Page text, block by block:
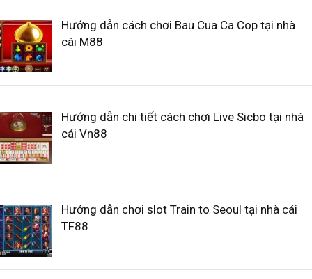
Hướng dẫn cách chơi Bau Cua Ca Cop tại nhà
cái M88
Hướng dẫn chi tiết cách chơi Live Sicbo tại nhà
cái Vn88
Hướng dẫn chơi slot Train to Seoul tại nhà cái
TF88